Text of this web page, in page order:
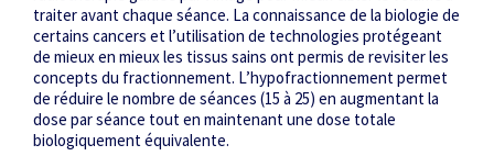
traiter avant chaque séance. La connaissance de la biologie de
certains cancers et l’utilisation de technologies protégeant
de mieux en mieux les tissus sains ont permis de revisiter les
concepts du fractionnement. L’hypofractionnement permet
de réduire le nombre de séances (15 à 25) en augmentant la
dose par séance tout en maintenant une dose totale
biologiquement équivalente.